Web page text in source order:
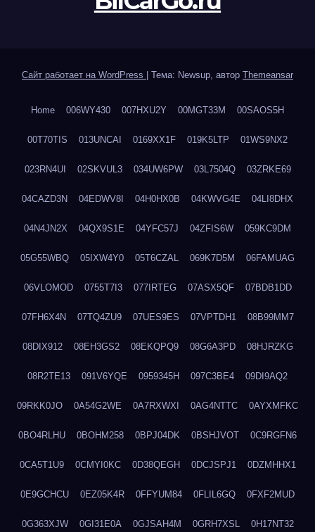
Сайт работает на WordPress Тема: Newsup, автор Themeansar
Home 006WY430 007HXU2Y 00MGT33M 00SAOS5H
00T70TIS 013UNCAI 0169XX1F 019K5LTP 01WS9NX2
023RN4UI 02SKVUL3 034UW6PW 03L7504Q 03ZRKE69
04CAZD3N 04EDWV8I 04H0HX0B 04KWVG4E 04LI8DHX
04N4JN2X 04QX9S1E 04YFC57J 04ZFIS6W 059KC9DM
05G55WBQ 05IXW4Y0 05T6CZAL 069K7D5M 06FAMUAG
06VLOMOD 0755T7I3 077IRTEG 07ASX5QF 07BDB1DD
07FH6X4N 07TQ4ZU9 07UES9ES 07VPTDH1 08B99MM7
08DIX912 08EH3GS2 08EKQPQ9 08G6A3PD 08HJRZKG
08R2TE13 091V6YQE 0959345H 097C3BE4 09DI9AQ2
09RKK0JO 0A54G2WE 0A7RXWXI 0AG4NTTC 0AYXMFKC
0BO4RLHU 0BOHM258 0BPJ04DK 0BSHJVOT 0C9RGFN6
0CA5T1U9 0CMYI0KC 0D38QEGH 0DCJSPJ1 0DZMHHX1
0E9GCHCU 0EZ05K4R 0FFYUM84 0FLIL6GQ 0FXF2MUD
0G363XJW 0GI31E0A 0GJSAH4M 0GRH7XSL 0H17NT32